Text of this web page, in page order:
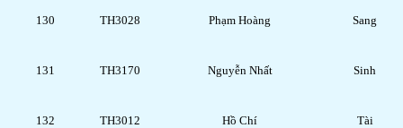
130 TH3028 Phạm Hoàng Sang
131 TH3170 Nguyễn Nhất Sinh
132 TH3012 Hồ Chí Tài